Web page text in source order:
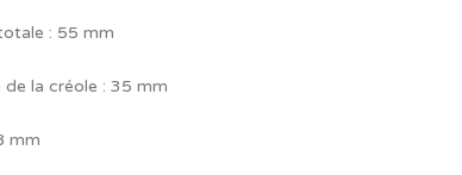
: 55 mm
de la créole : 35 mm
mm